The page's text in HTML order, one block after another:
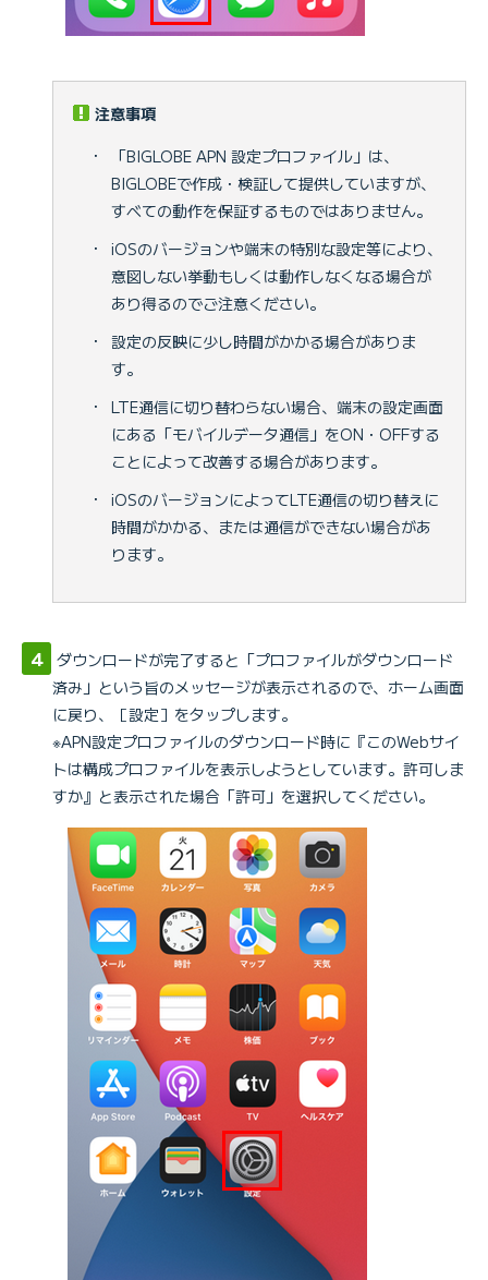
注意事項
・
「BIGLOBE APN 設定プロファイル」は、
BIGLOBEで作成・検証して提供していますが、
すべての動作を保証するものではありません。
・
iOSのバージョンや端末の特別な設定等により、
意図しない挙動もしくは動作しなくなる場合が
あり得るのでご注意ください。
・
設定の反映に少し時間がかかる場合がありま
す。
・
LTE通信に切り替わらない場合、端末の設定画面
にある「モバイルデータ通信」をON・OFFする
ことによって改善する場合があります。
・
iOSのバージョンによってLTE通信の切り替えに
時間がかかる、または通信ができない場合があ
ります。
ダウンロードが完了すると「プロファイルがダウンロード
済み」という旨のメッセージが表示されるので、ホーム画面
に戻り、［設定］をタップします。
※APN設定プロファイルのダウンロード時に『このWebサイ
トは構成プロファイルを表示しようとしています。許可しま
すか』と表示された場合「許可」を選択してください。